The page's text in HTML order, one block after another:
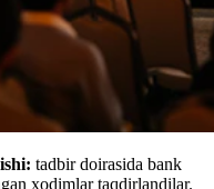
tadbir doirasida bank
xodimlar taqdirlandilar.